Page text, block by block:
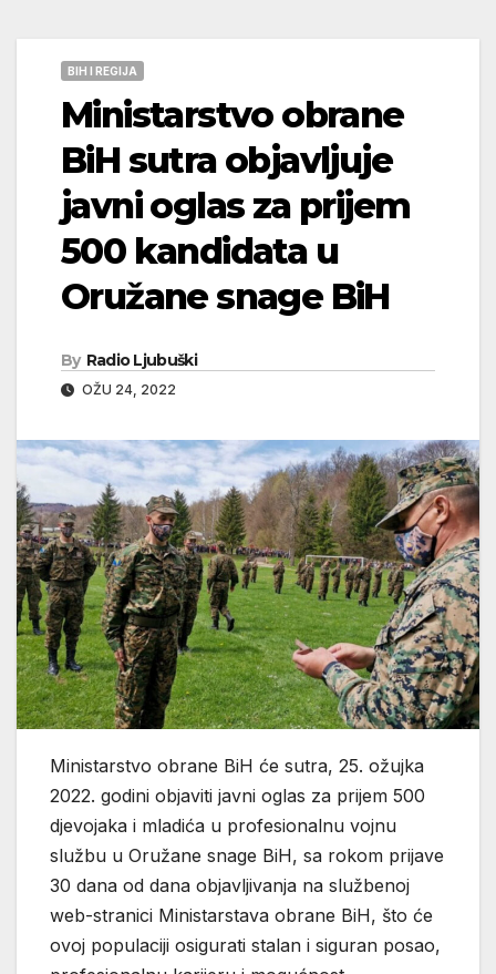
BIH I REGIJA
Ministarstvo obrane
BiH sutra objavljuje
javni oglas za prijem
500 kandidata u
Oružane snage BiH
By Radio Ljubuški
OŽU 24, 2022
Ministarstvo obrane BiH će sutra, 25. ožujka
2022. godini objaviti javni oglas za prijem 500
djevojaka i mladića u profesionalnu vojnu
službu u Oružane snage BiH, sa rokom prijave
30 dana od dana objavljivanja na službenoj
web-stranici Ministarstava obrane BiH, što će
ovoj populaciji osigurati stalan i siguran posao,